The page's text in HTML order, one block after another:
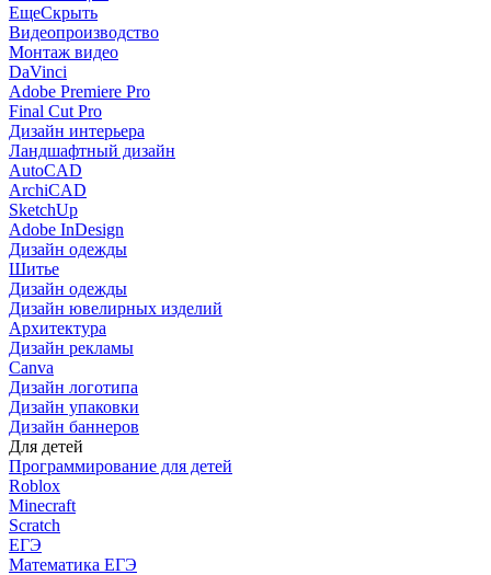
ЕщеСкрыть
Видеопроизводство
Монтаж видео
DaVinci
Adobe Premiere Pro
Final Cut Pro
Дизайн интерьера
Ландшафтный дизайн
AutoCAD
ArchiCAD
SketchUp
Adobe InDesign
Дизайн одежды
Шитье
Дизайн одежды
Дизайн ювелирных изделий
Архитектура
Дизайн рекламы
Canva
Дизайн логотипа
Дизайн упаковки
Дизайн баннеров
Для детей
Программирование для детей
Roblox
Minecraft
Scratch
ЕГЭ
Математика ЕГЭ